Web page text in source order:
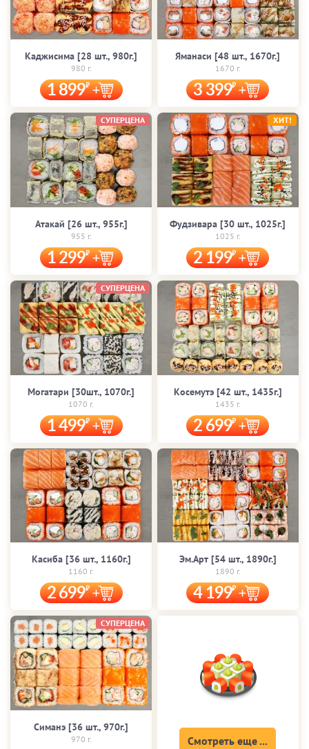
Каджисима [28 шт., 980г.]
980 г.
1 899
Яманаси [48 шт., 1670г.]
1670 г.
3 399
Атакай [26 шт., 955г.]
955 г.
1 299
СУПЕРЦЕНА
Фудзивара [30 шт., 1025г.]
1025 г.
2 199
ХИТ!
Могатари [30шт., 1070г.]
1070 г.
1 499
СУПЕРЦЕНА
Косемутэ [42 шт., 1435г.]
1435 г.
2 699
Касиба [36 шт., 1160г.]
1160 г.
2 699
Эм.Арт [54 шт., 1890г.]
1890 г.
4 199
Симанэ [36 шт., 970г.]
970 г.
СУПЕРЦЕНА
Смотреть еще ...